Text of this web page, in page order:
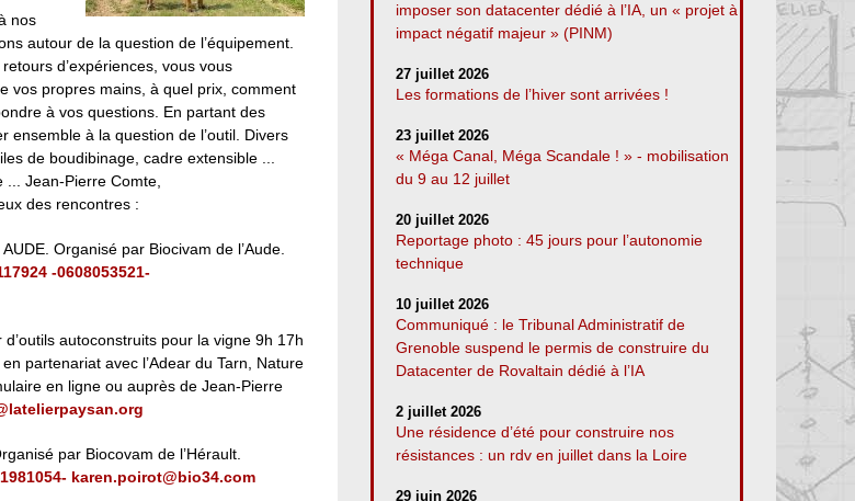
nos
autour de la question de l’équipement.
d’expériences, vous vous
vos propres mains, à quel prix, comment
à vos questions. En partant des
à la question de l’outil. Divers
de boudibinage, cadre extensible ...
... Jean-Pierre Comte,
des rencontres :
Organisé par Biocivam de l’Aude.
-0608053521-
autoconstruits pour la vigne 9h 17h
partenariat avec l’Adear du Tarn, Nature
en ligne ou auprès de Jean-Pierre
par Biocovam de l’Hérault.
karen.poirot@bio34.com
imposer son datacenter dédié à l’IA, un « projet à
impact négatif majeur » (PINM)
27 juillet 2026
Les formations de l’hiver sont arrivées !
23 juillet 2026
« Méga Canal, Méga Scandale ! » - mobilisation
du 9 au 12 juillet
20 juillet 2026
Reportage photo : 45 jours pour l’autonomie
technique
10 juillet 2026
Communiqué : le Tribunal Administratif de
Grenoble suspend le permis de construire du
Datacenter de Rovaltain dédié à l’IA
2 juillet 2026
Une résidence d’été pour construire nos
résistances : un rdv en juillet dans la Loire
29 juin 2026